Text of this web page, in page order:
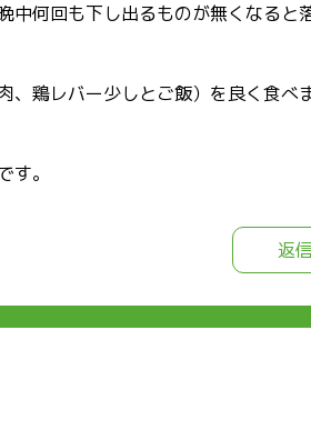
中何回も下し出るものが無くなると
、鶏レバー少しとご飯）を良く食べ
。
返